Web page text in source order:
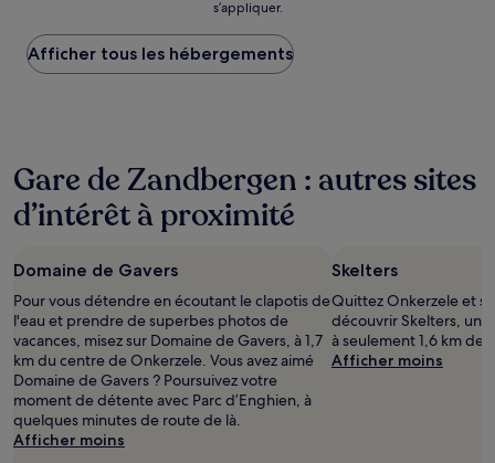
plus
bas
trouvé
heures
sur
la
séjour
nuit
pour
2 adultes.
Les
prix
et
la
disponibilité
s’appliquer.
Afficher tous les hébergements
Gare de Zandbergen : autres sites
d’intérêt à proximité
Domaine de Gavers
Pour vous détendre en écoutant le clapotis de
l'eau et prendre de superbes photos de
vacances, misez sur Domaine de Gavers, à 1,7
km du centre de Onkerzele. Vous avez aimé
Domaine de Gavers ? Poursuivez votre
moment de détente avec Parc d’Enghien, à
quelques minutes de route de là.
Afficher moins
Skelters
Quittez Onkerzele et
découvrir Skelters,
à seulement 1,6 km de
Afficher moins